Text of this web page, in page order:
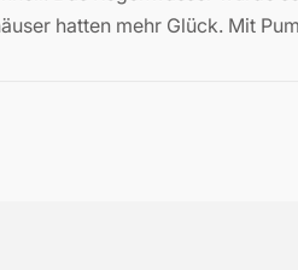
hatten mehr Glück. Mit